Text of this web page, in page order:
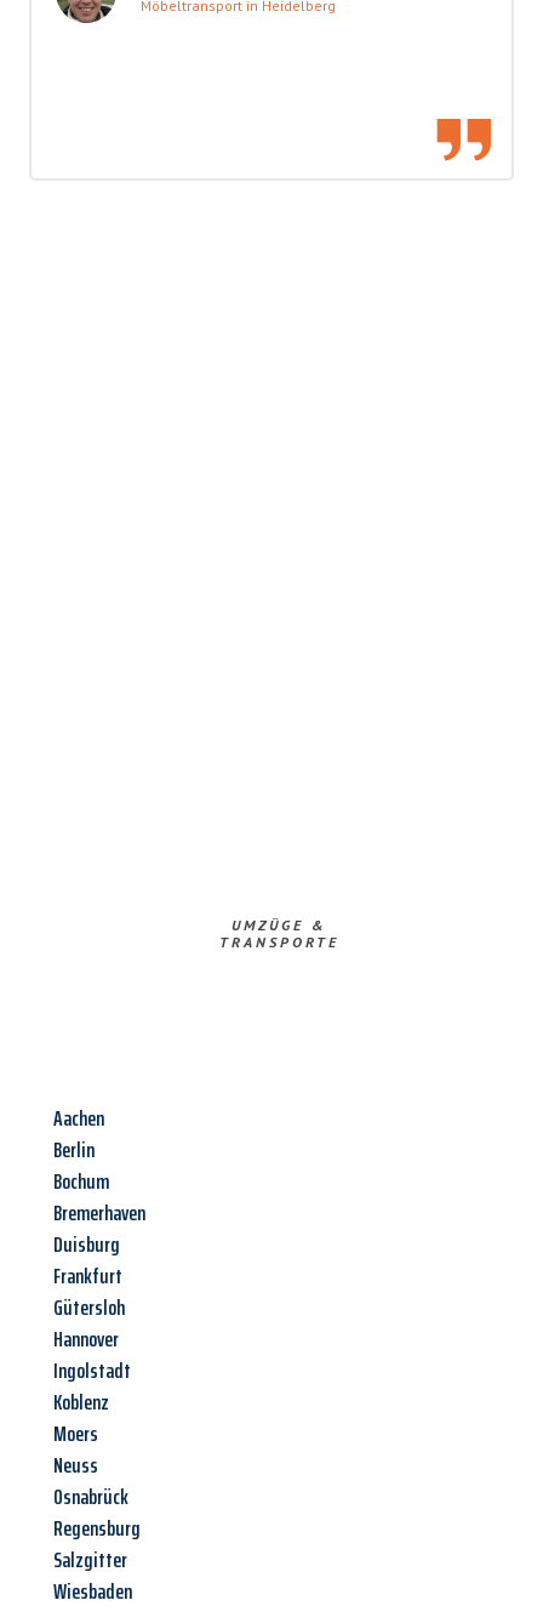
Möbeltransport in Heidelberg
UMZÜGE &
TRANSPORTE
Aachen
Berlin
Bochum
Bremerhaven
Duisburg
Frankfurt
Gütersloh
Hannover
Ingolstadt
Koblenz
Moers
Neuss
Osnabrück
Regensburg
Salzgitter
Wiesbaden